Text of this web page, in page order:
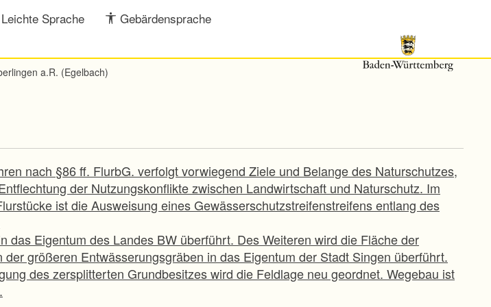
Leichte Sprache Gebärdensprache
a.R. (Egelbach)
nach §86 ff. FlurbG. verfolgt vorwiegend Ziele und Belange des Naturschutzes,
der Nutzungskonflikte zwischen Landwirtschaft und Naturschutz. Im
ist die Ausweisung eines Gewässerschutzstreifenstreifens entlang des
das Eigentum des Landes BW überführt. Des Weiteren wird die Fläche der
der größeren Entwässerungsgräben in das Eigentum der Stadt Singen überführt.
des zersplitterten Grundbesitzes wird die Feldlage neu geordnet. Wegebau ist